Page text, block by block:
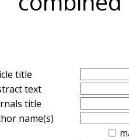
title
text
title
name(s)